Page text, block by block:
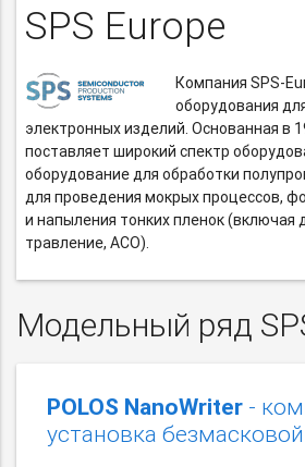
SPS Europe
КомпанияSPS-
оборудования
электронных изделий. Основанная в
поставляет широкий спектр
оборудование для обработки
для проведения мокрых процессов,
и напыления тонких пленок (включая
травление, АСО).
Модельный ряд
POLOS NanoWriter -
установка